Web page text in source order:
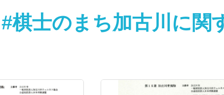
#棋士のまち加古川に関